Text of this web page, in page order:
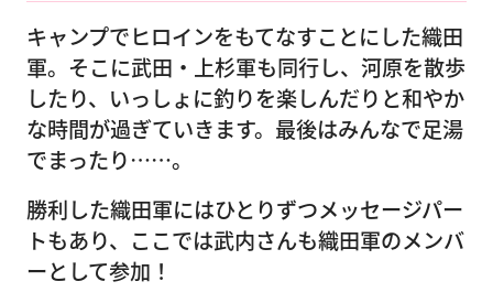
キャンプでヒロインをもてなすことにした織田
軍。そこに武田・上杉軍も同行し、河原を散歩
したり、いっしょに釣りを楽しんだりと和やか
な時間が過ぎていきます。最後はみんなで足湯
でまったり……。
勝利した織田軍にはひとりずつメッセージパー
トもあり、ここでは武内さんも織田軍のメンバ
ーとして参加！